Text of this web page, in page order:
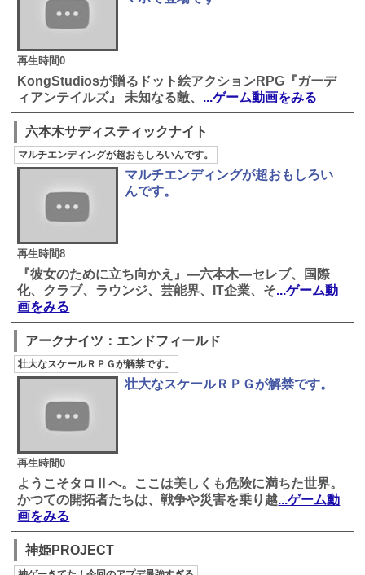
再生時間0
KongStudiosが贈るドット絵アクションRPG『ガーデ
ィアンテイルズ』 未知なる敵、 ...ゲーム動画をみる
六本木サディスティックナイト
マルチエンディングが超おもしろいんです。
再生時間8
マルチエンディングが超おもしろい
んです。
『彼女のために立ち向かえ』―六本木―セレブ、国際
化、クラブ、ラウンジ、芸能界、IT企業、そ...ゲーム動
画をみる
アークナイツ：エンドフィールド
壮大なスケールＲＰＧが解禁です。
再生時間0
壮大なスケールＲＰＧが解禁です。
ようこそタロⅡへ。ここは美しくも危険に満ちた世界。
かつての開拓者たちは、戦争や災害を乗り越...ゲーム動
画をみる
神姫PROJECT